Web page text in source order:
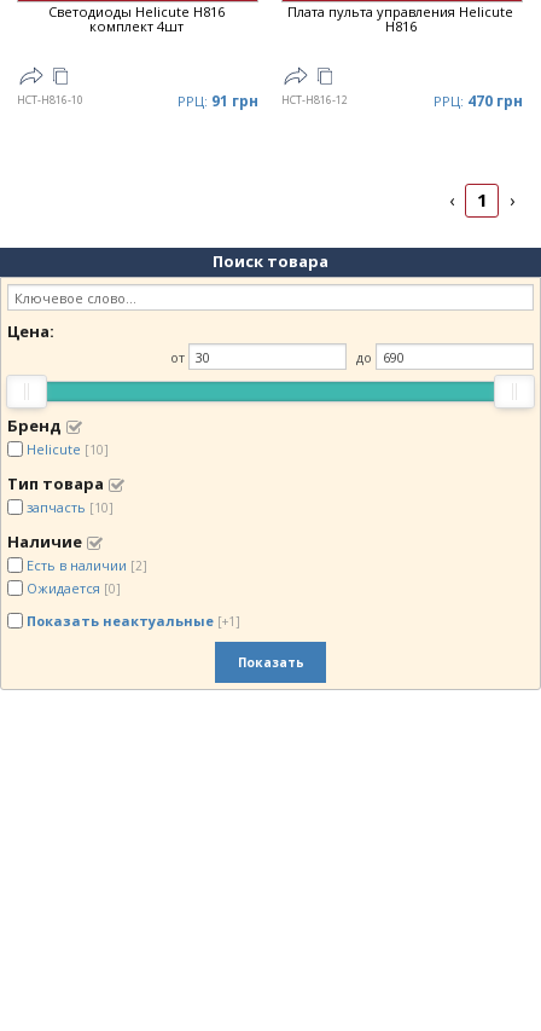
Светодиоды Helicute H816
комплект 4шт
HCT-H816-10 РРЦ: 91 грн
Плата пульта управления Helicute
H816
HCT-H816-12 РРЦ: 470 грн
‹ 1 ›
Поиск товара
Цена:
от до
Бренд
Helicute [10]
Тип товара
запчасть [10]
Наличие
Есть в наличии [2]
Ожидается [0]
Показать неактуальные [+1]
Показать